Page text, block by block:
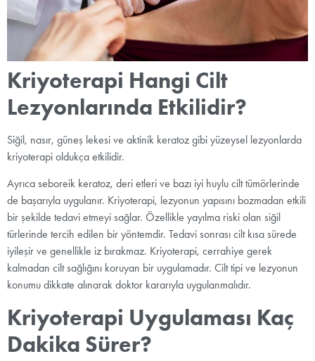
Kriyoterapi Hangi Cilt
Lezyonlarında Etkilidir?
Siğil, nasır, güneş lekesi ve aktinik keratoz gibi yüzeysel lezyonlarda
kriyoterapi oldukça etkilidir.
Ayrıca seboreik keratoz, deri etleri ve bazı iyi huylu cilt tümörlerinde
de başarıyla uygulanır. Kriyoterapi, lezyonun yapısını bozmadan etkili
bir şekilde tedavi etmeyi sağlar. Özellikle yayılma riski olan siğil
türlerinde tercih edilen bir yöntemdir. Tedavi sonrası cilt kısa sürede
iyileşir ve genellikle iz bırakmaz. Kriyoterapi, cerrahiye gerek
kalmadan cilt sağlığını koruyan bir uygulamadır. Cilt tipi ve lezyonun
konumu dikkate alınarak doktor kararıyla uygulanmalıdır.
Kriyoterapi Uygulaması Kaç
Dakika Sürer?